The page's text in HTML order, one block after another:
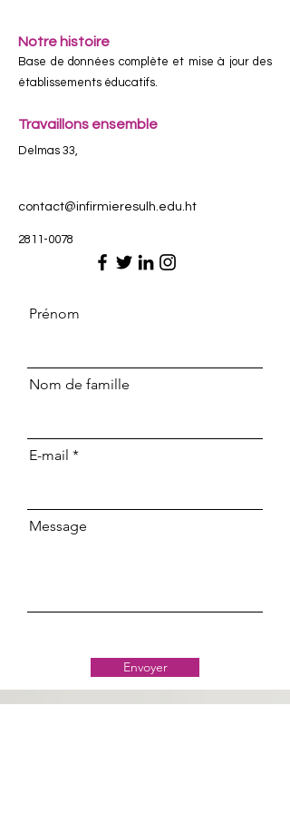
Notre histoire
Base de données complète et mise à jour des
établissements éducatifs.
Travaillons ensemble
Delmas 33,
contact@infirmieresulh.edu.ht
2811-0078
Prénom
Nom de famille
E-mail
Message
Envoyer